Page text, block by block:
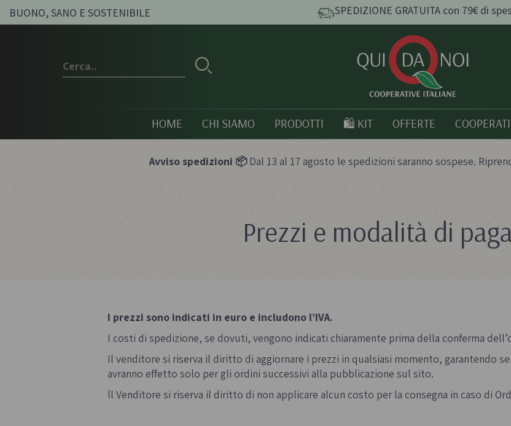
BUONO, SANO E SOSTENIBILE SPEDIZIONE GRATUITA con 79€ di
HOME CHI SIAMO PRODOTTI
Olio, passate e
condimenti
Spezie biologiche e aromi
Pasta, Riso e Cereali
🛍️ KIT OFFERTE
Avviso spedizioni 📦Dal 13 al 17 agosto le spedizioni saranno sospese.
Prezzi e modalità di
I prezzi sono indicati in euro e includono l’IVA.
I costi di spedizione, se dovuti, vengono indicati chiaramente prima della conferma
Il venditore si riserva il diritto di aggiornare i prezzi in qualsiasi momento, garantendo
avranno effetto solo per gli ordini successivi alla pubblicazione sul sito.
ll Venditore si riserva il diritto di non applicare alcun costo per la consegna in caso di